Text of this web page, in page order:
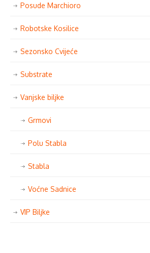
Posude Marchioro
Robotske Kosilice
Sezonsko Cvijeće
Substrate
Vanjske biljke
Grmovi
Polu Stabla
Stabla
Voćne Sadnice
VIP Biljke